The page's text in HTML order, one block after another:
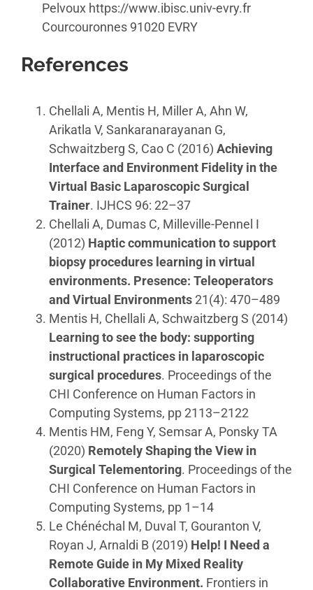
Pelvoux https://www.ibisc.univ-evry.fr
Courcouronnes 91020 EVRY
References
Chellali A, Mentis H, Miller A, Ahn W,
Arikatla V, Sankaranarayanan G,
Schwaitzberg S, Cao C (2016) Achieving
Interface and Environment Fidelity in the
Virtual Basic Laparoscopic Surgical
Trainer. IJHCS 96: 22–37
Chellali A, Dumas C, Milleville-Pennel I
(2012) Haptic communication to support
biopsy procedures learning in virtual
environments. Presence: Teleoperators
and Virtual Environments 21(4): 470–489
Mentis H, Chellali A, Schwaitzberg S (2014)
Learning to see the body: supporting
instructional practices in laparoscopic
surgical procedures. Proceedings of the
CHI Conference on Human Factors in
Computing Systems, pp 2113–2122
Mentis HM, Feng Y, Semsar A, Ponsky TA
(2020) Remotely Shaping the View in
Surgical Telementoring. Proceedings of the
CHI Conference on Human Factors in
Computing Systems, pp 1–14
Le Chénéchal M, Duval T, Gouranton V,
Royan J, Arnaldi B (2019) Help! I Need a
Remote Guide in My Mixed Reality
Collaborative Environment. Frontiers in